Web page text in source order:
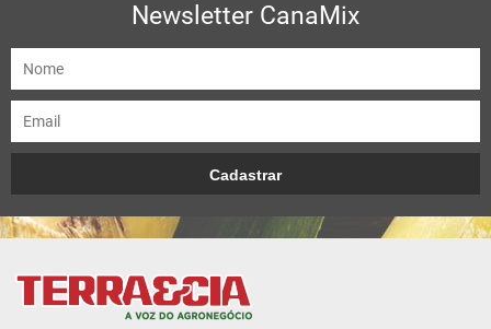
Newsletter CanaMix